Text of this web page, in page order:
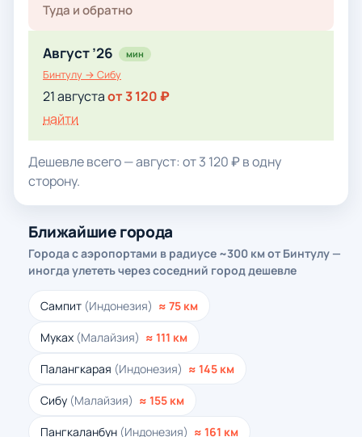
Туда и обратно
Август ’26 мин
Бинтулу → Сибу
21 августаот 3 120 ₽
найти
Дешевле всего — август: от 3 120 ₽ в одну
сторону.
Ближайшие города
Города с аэропортами в радиусе ~300 км от Бинтулу —
иногда улететь через соседний город дешевле
Сампит (Индонезия) ≈ 75 км
Муках (Малайзия) ≈ 111 км
Палангкарая (Индонезия) ≈ 145 км
Сибу (Малайзия) ≈ 155 км
Пангкаланбун (Индонезия) ≈ 161 км